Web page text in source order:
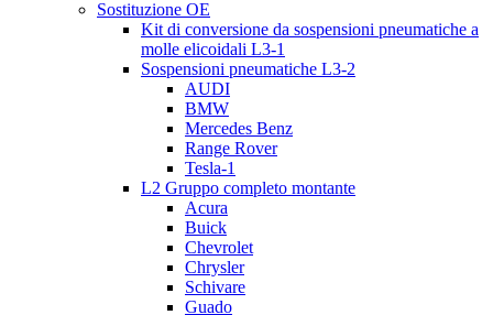
Sostituzione OE
Kit di conversione da sospensioni pneumatiche a
molle elicoidali L3-1
Sospensioni pneumatiche L3-2
AUDI
BMW
Mercedes Benz
Range Rover
Tesla-1
L2 Gruppo completo montante
Acura
Buick
Chevrolet
Chrysler
Schivare
Guado